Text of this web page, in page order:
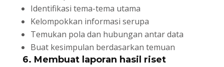
Identifikasi tema-tema utama
Kelompokkan informasi serupa
Temukan pola dan hubungan antar data
Buat kesimpulan berdasarkan temuan
6. Membuat laporan hasil riset